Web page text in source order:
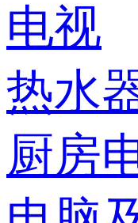
电视
热水
厨房